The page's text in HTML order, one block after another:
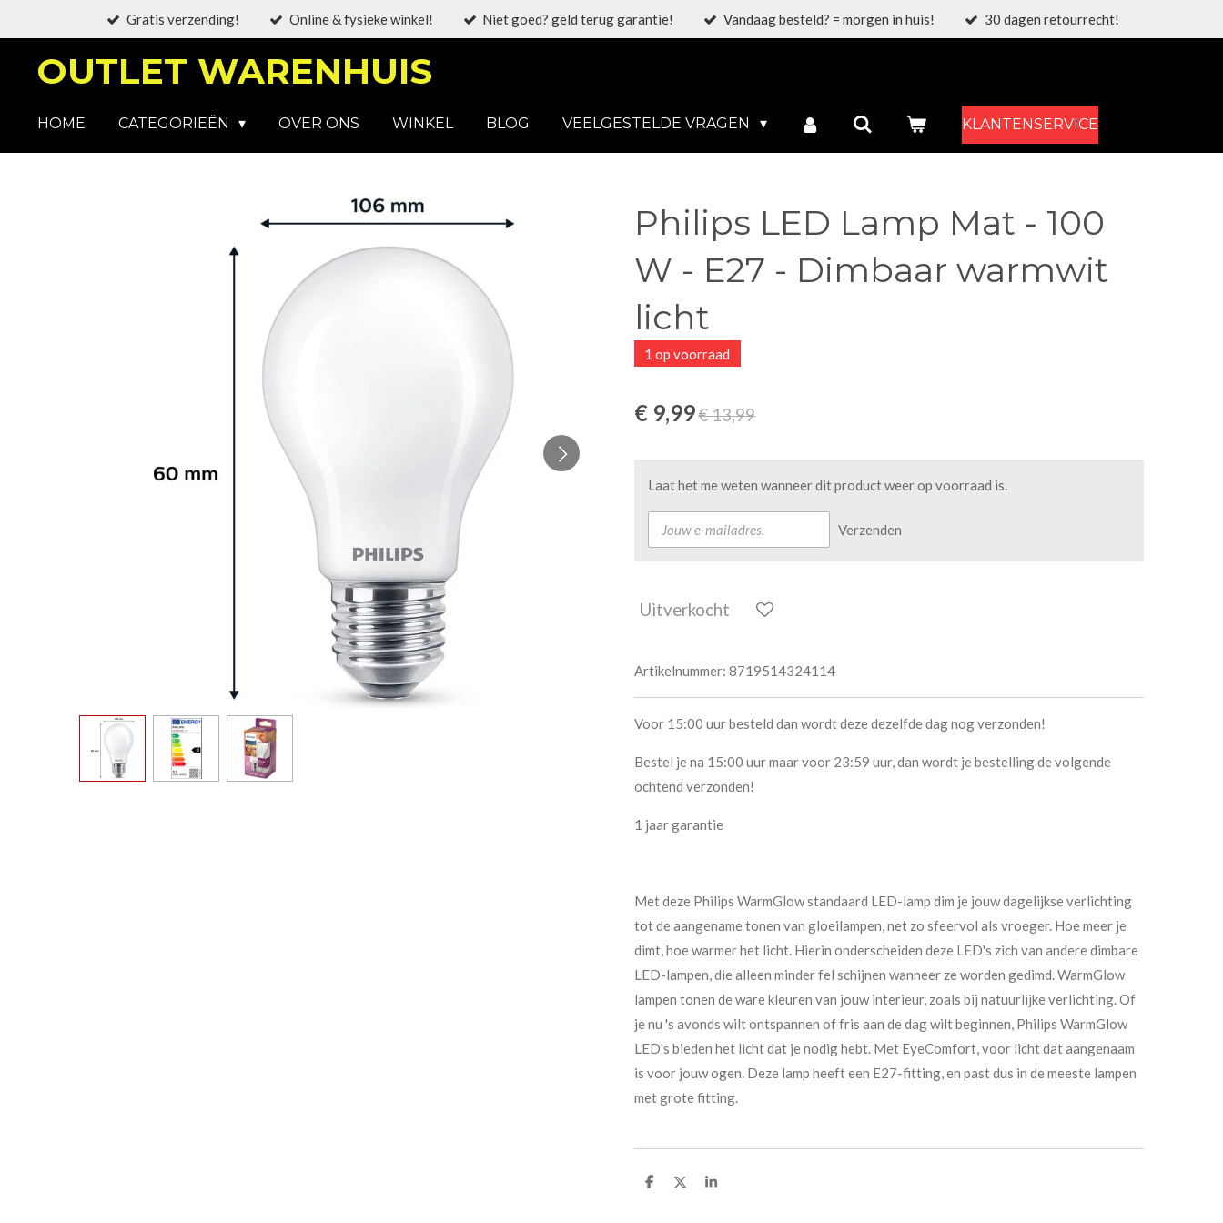
hoofdinhoud
Gratis verzending! Online & fysieke winkel! Niet goed? geld terug garantie! Vandaag besteld? = morgen in huis! 30 dagen retourrecht!
OUTLET WARENHUIS
HOME CATEGORIEËN OVER ONS WINKEL BLOG VEELGESTELDE VRAGEN KLANTENSERVICE
Philips LED Lamp Mat - 100
W - E27 - Dimbaar warmwit
licht
1 op voorraad
€ 9,99€ 13,99
Laat het me weten wanneer dit product weer op voorraad is.
Verzenden
Uitverkocht
Artikelnummer: 8719514324114
Voor 15:00 uur besteld dan wordt deze dezelfde dag nog verzonden!
Bestel je na 15:00 uur maar voor 23:59 uur, dan wordt je bestelling de volgende
ochtend verzonden!
1 jaar garantie
Met deze Philips WarmGlow standaard LED-lamp dim je jouw dagelijkse verlichting
tot de aangename tonen van gloeilampen, net zo sfeervol als vroeger. Hoe meer je
dimt, hoe warmer het licht. Hierin onderscheiden deze LED's zich van andere dimbare
LED-lampen, die alleen minder fel schijnen wanneer ze worden gedimd. WarmGlow
lampen tonen de ware kleuren van jouw interieur, zoals bij natuurlijke verlichting. Of
je nu 's avonds wilt ontspannen of fris aan de dag wilt beginnen, Philips WarmGlow
LED's bieden het licht dat je nodig hebt. Met EyeComfort, voor licht dat aangenaam
is voor jouw ogen. Deze lamp heeft een E27-fitting, en past dus in de meeste lampen
met grote fitting.
D
D
S